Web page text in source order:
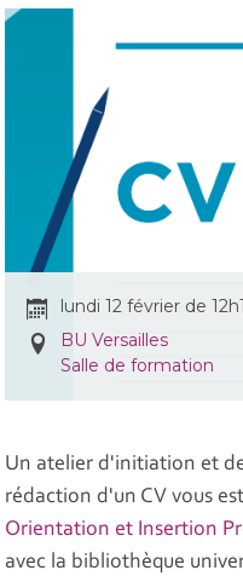
lundi 12 février de
BU Versailles
Salle de formation
Un atelier d'initiation et
rédaction d'un CV vous
Orientation et Insertion
avec la bibliothèque